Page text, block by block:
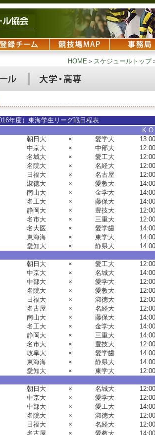
HOME ＞ スケジュールトップ
年度）東海学生リーグ戦日程表
K.O
朝日大 × 愛学大 13:00
中京大
× 中部大 12:00
名城大
× 愛工大 12:00
名院大 × 名経大 12:00
日福大
× 名古屋 12:00
淑徳大
× 愛教大 14:00
南山大 × 金学大 14:00
名工大
× 藤保大 14:00
静岡大
× 豊技大 12:00
名市大
× 三重大 12:00
名大医 × 愛学歯 14:00
東海海
× 東学大 14:00
愛知大
× 静県大 14:00
朝日大 × 愛工大 12:00
中京大
× 名城大 14:00
中部大
× 愛学大 12:00
名院大 × 愛教大 12:00
日福大
× 淑徳大 12:00
名古屋
× 名経大 12:00
南山大 × 藤保大 14:00
名工大
× 金学大 14:00
静岡大
× 三重大 14:00
名市大
× 豊技大 12:00
岐阜大 × 愛学歯 14:00
東海海
× 静県大 14:00
愛知大
× 東学大 12:00
朝日大 × 名城大 12:00
中京大
× 愛学大 12:00
中部大
× 愛工大 14:00
名院大 × 淑徳大 12:00
日福大
× 名経大 12:00
名古屋
× 愛教大 14:00